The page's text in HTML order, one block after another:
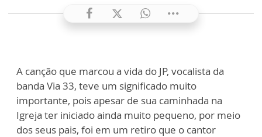
A canção que marcou a vida do JP, vocalista da
banda Via 33, teve um significado muito
importante, pois apesar de sua caminhada na
Igreja ter iniciado ainda muito pequeno, por meio
dos seus pais, foi em um retiro que o cantor